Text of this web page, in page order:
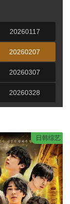
20260117
20260207
20260307
20260328
日韩综艺